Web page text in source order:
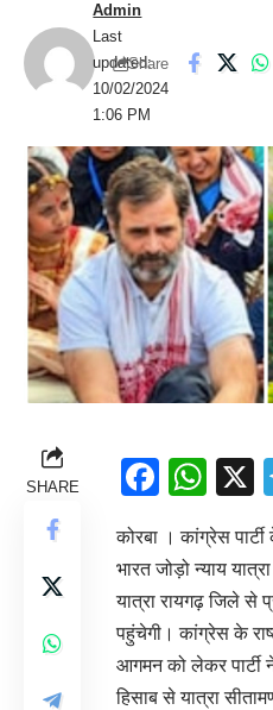
Last
updated:
10/02/2024
1:06 PM
Admin
Share
SHARE
कोरबा । कांग्रेस पार्टी
भारत जोड़ो न्याय
यात्रा रायगढ़ जिले से
पहुंचेगी। कांग्रेस के
आगमन को लेकर पार्टी
हिसाब से यात्रा